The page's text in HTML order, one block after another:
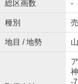
総区画数 -
種別
地目 / 地勢
-